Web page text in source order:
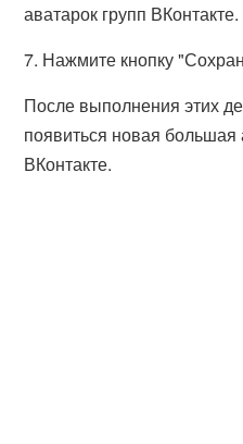
аватарок групп ВКонтакте.
7. Нажмите кнопку
После выполнения этих
появиться новая
ВКонтакте.